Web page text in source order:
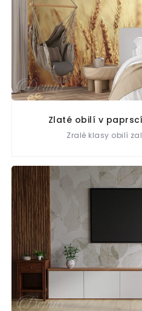
Zlaté obilí v
Zralé klasy obilí